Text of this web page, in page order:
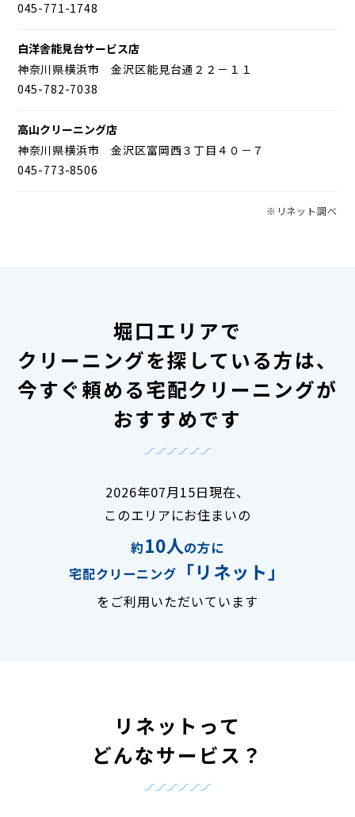
045-771-1748
白洋舎能見台サービス店
神奈川県横浜市 金沢区能見台通２２－１１
045-782-7038
高山クリーニング店
神奈川県横浜市 金沢区富岡西３丁目４０－７
045-773-8506
※リネット調べ
堀口エリアで
クリーニングを探している方は、
今すぐ頼める宅配クリーニングが
おすすめです
2026年07月15日現在、
このエリアにお住まいの
約10人の方に
宅配クリーニング
「リネット」
をご利用いただいています
リネットって
どんなサービス？